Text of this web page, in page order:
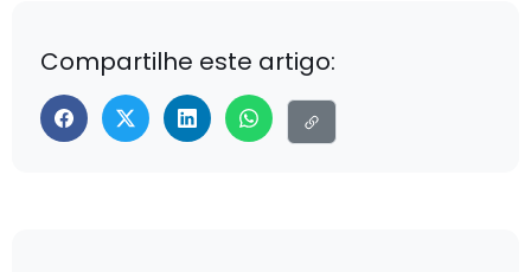
Compartilhe este artigo: